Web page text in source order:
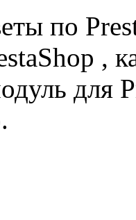
по
,
для